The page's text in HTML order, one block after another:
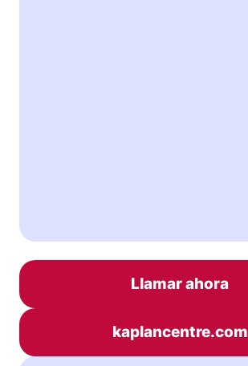
Llamar ahora
kaplancentre.com